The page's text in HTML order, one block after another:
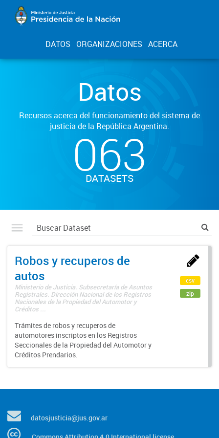
DATOS ORGANIZACIONES ACERCA
Datos
Recursos acerca del funcionamiento del sistema de
justicia de la República Argentina.
063
DATASETS
Robos y recuperos de
autos
Ministerio de Justicia. Subsecretaría de Asuntos
Registrales. Dirección Nacional de los Registros
Nacionales de la Propiedad del Automotor y
Créditos ...
Trámites de robos y recuperos de
automotores inscriptos en los Registros
Seccionales de la Propiedad del Automotor y
Créditos Prendarios.
csv
zip
datosjusticia@jus.gov.ar